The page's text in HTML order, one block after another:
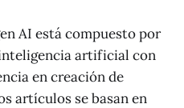
AI está compuesto por
artificial con
en creación de
artículos se basan en